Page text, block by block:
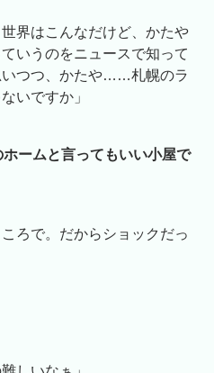
界はこんなだけど、かたや
いうのをニュースで知って
いつつ、かたや……札幌のラ
いですか」
ームと言ってもいい小屋で
ろで。だからショックだっ